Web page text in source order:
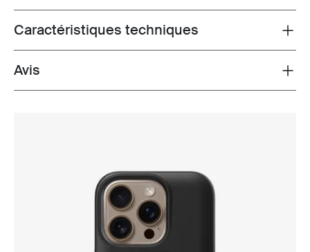
Toggle techspec
Caractéristiques techniques
Toggle overview
Avis